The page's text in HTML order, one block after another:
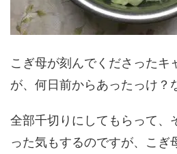
こぎ母が刻んでくださったキ
が、何日前からあったっけ？
全部千切りにしてもらって、
った気もするのですが、こぎ